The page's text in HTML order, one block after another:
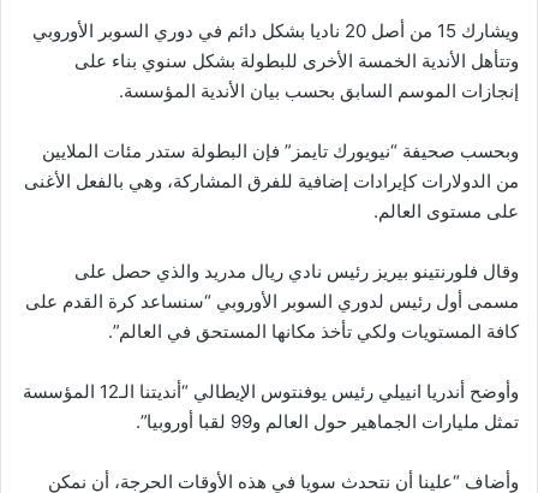
ويشارك 15 من أصل 20 ناديا بشكل دائم في دوري السوبر الأوروبي
وتتأهل الأندية الخمسة الأخرى للبطولة بشكل سنوي بناء على
إنجازات الموسم السابق بحسب بيان الأندية المؤسسة.
وبحسب صحيفة “نيويورك تايمز” فإن البطولة ستدر مئات الملايين
من الدولارات كإيرادات إضافية للفرق المشاركة، وهي بالفعل الأغنى
على مستوى العالم.
وقال فلورنتينو بيريز رئيس نادي ريال مدريد والذي حصل على
مسمى أول رئيس لدوري السوبر الأوروبي “سنساعد كرة القدم على
كافة المستويات ولكي تأخذ مكانها المستحق في العالم”.
وأوضح أندريا انييلي رئيس يوفنتوس الإيطالي “أنديتنا الـ12 المؤسسة
تمثل مليارات الجماهير حول العالم و99 لقبا أوروبيا”.
وأضاف “علينا أن نتحدث سويا في هذه الأوقات الحرجة، أن نمكن